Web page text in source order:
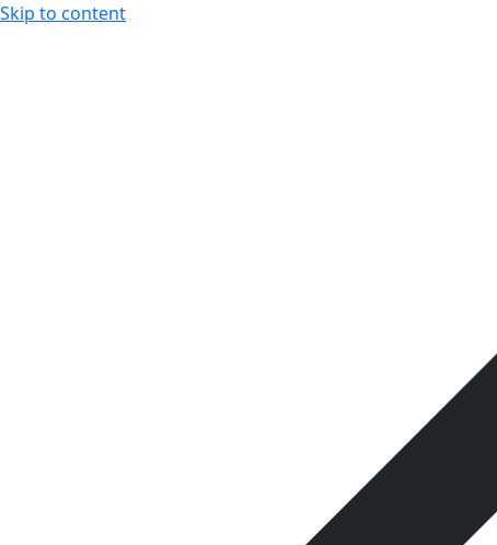
Skip to content